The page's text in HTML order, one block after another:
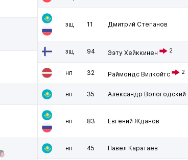
зщ 11 Дмитрий Степанов
зщ 94 Ээту Хейккинен 2
нп 32 Раймондс Вилкойтс 2
нп 35 Александр Вологодский
нп 83 Евгений Жданов
нп 45 Павел Каратаев